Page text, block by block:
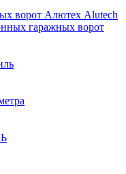
ворот Алютех Alutech
гаражных ворот